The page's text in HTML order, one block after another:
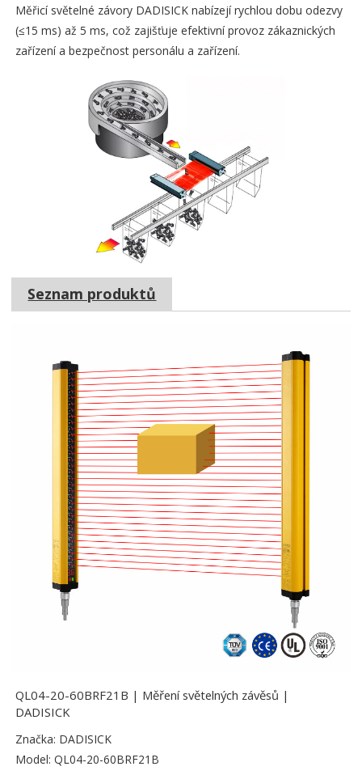
Měřicí světelné závory DADISICK nabízejí rychlou dobu odezvy
(≤15 ms) až 5 ms, což zajišťuje efektivní provoz zákaznických
zařízení a bezpečnost personálu a zařízení.
Seznam produktů
QL04-20-60BRF21B | Měření světelných závěsů |
DADISICK
Značka: DADISICK
Model: QL04-20-60BRF21B